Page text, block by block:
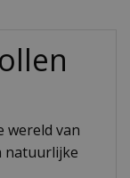
wereld van
natuurlijke